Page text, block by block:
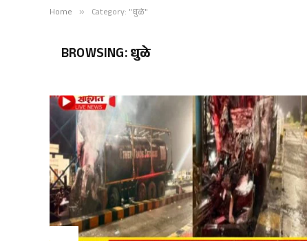
Home » Category: "धुळे"
BROWSING:धुळे